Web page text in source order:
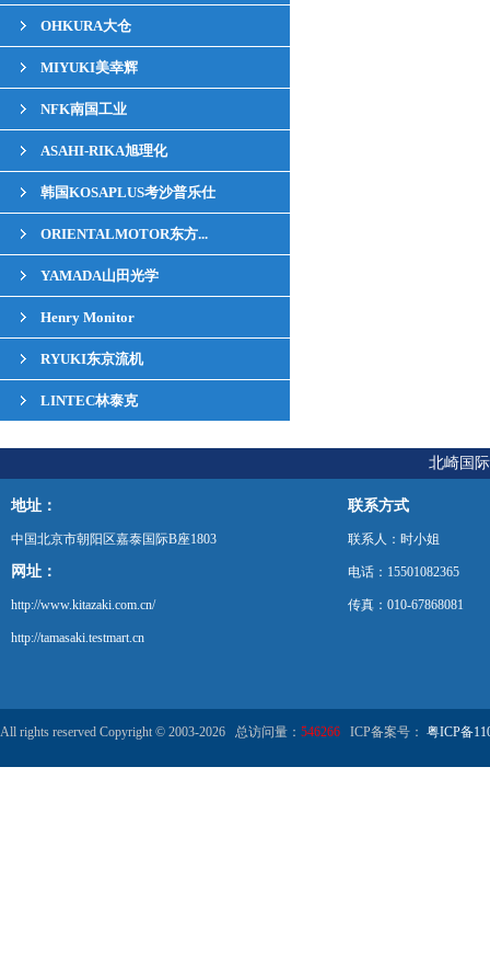
OHKURA大仓
MIYUKI美幸辉
NFK南国工业
ASAHI-RIKA旭理化
韩国KOSAPLUS考沙普乐仕
ORIENTALMOTOR东方...
YAMADA山田光学
Henry Monitor
RYUKI东京流机
LINTEC林泰克
北崎国
地址：
中国北京市朝阳区嘉泰国际B座1803
网址：
http://www.kitazaki.com.cn/
http://tamasaki.testmart.cn
联系方式
联系人：时小姐
电话：15501082365
传真：010-67868081
All rights reserved Copyright © 2003-2026 总访问量： 546266 ICP备案号： 粤ICP备